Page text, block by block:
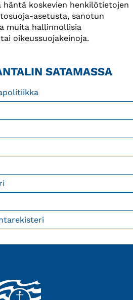
SATAMASSA
koskevien henkilötietojen
asetusta, sanotun
muita hallinnollisia
oikeussuojakeinoja.